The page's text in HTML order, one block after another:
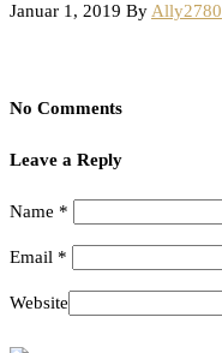
Januar 1, 2019 By Ally2780
No Comments
Leave a Reply
Name *
Email *
Website